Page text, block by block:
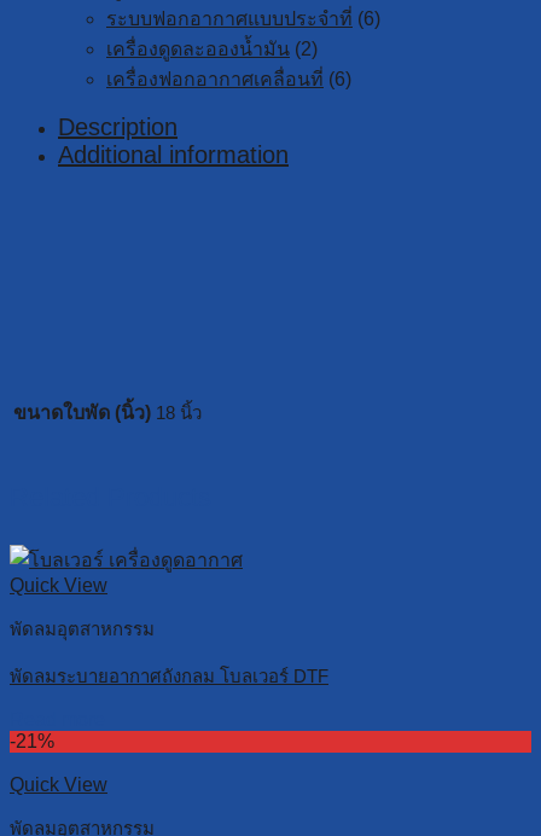
ระบบฟอกอากาศแบบประจำที่ (6)
เครื่องดูดละอองน้ำมัน (2)
เครื่องฟอกอากาศเคลื่อนที่ (6)
Description
Additional information
ขนาดใบพัด (นิ้ว) 18 นิ้ว
Quick View
พัดลมอุตสาหกรรม
พัดลมระบายอากาศถังกลม โบลเวอร์ DTF
-21%
Quick View
พัดลมอุตสาหกรรม